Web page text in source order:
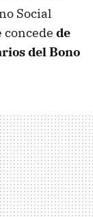
Social
concede de
del Bono